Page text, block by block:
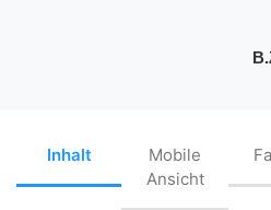
Inhalt
Mobile
Ansicht